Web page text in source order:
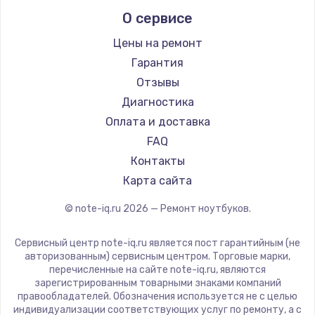
Ремонт ноутбуков Predator
Ремонт ноутбуков iru
Ремонт ноутбуков Machenike
Ремонт ноутбуков DEXP
Ремонт ноутбуков Teclast
Ремонт ноутбуков CHUWI
Ремонт ноутбуков Colorful
Aquarius
Gigabyte
Aorus
Maibenben
Getac
Epson
Philips
LG
Panasonic
ZTE
Hiper
Evga
О сервисе
Цены на ремонт
Гарантия
Отзывы
Диагностика
Оплата и доставка
FAQ
Контакты
Карта сайта
© note-iq.ru 2026 — Ремонт ноутбуков.
Сервисный центр note-iq.ru является пост гарантийным (не
авторизованным) сервисным центром. Торговые марки,
перечисленные на сайте note-iq.ru, являются
зарегистрированным товарными знаками компаний
правообладателей. Обозначения используется не с целью
индивидуализации соответствующих услуг по ремонту, а с